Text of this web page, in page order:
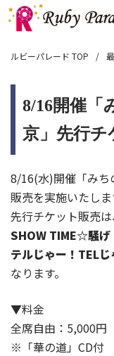
ルビーパレード TOP
8/16開催「
京」先行チ
8/16(水)開催「みち
販売を実施いたしま
先行チケット販売は
SHOW TIME☆騒げ
テルじゃー！TEL
なります。
▼料金
全席自由：5,000円
※「華の道」CD付